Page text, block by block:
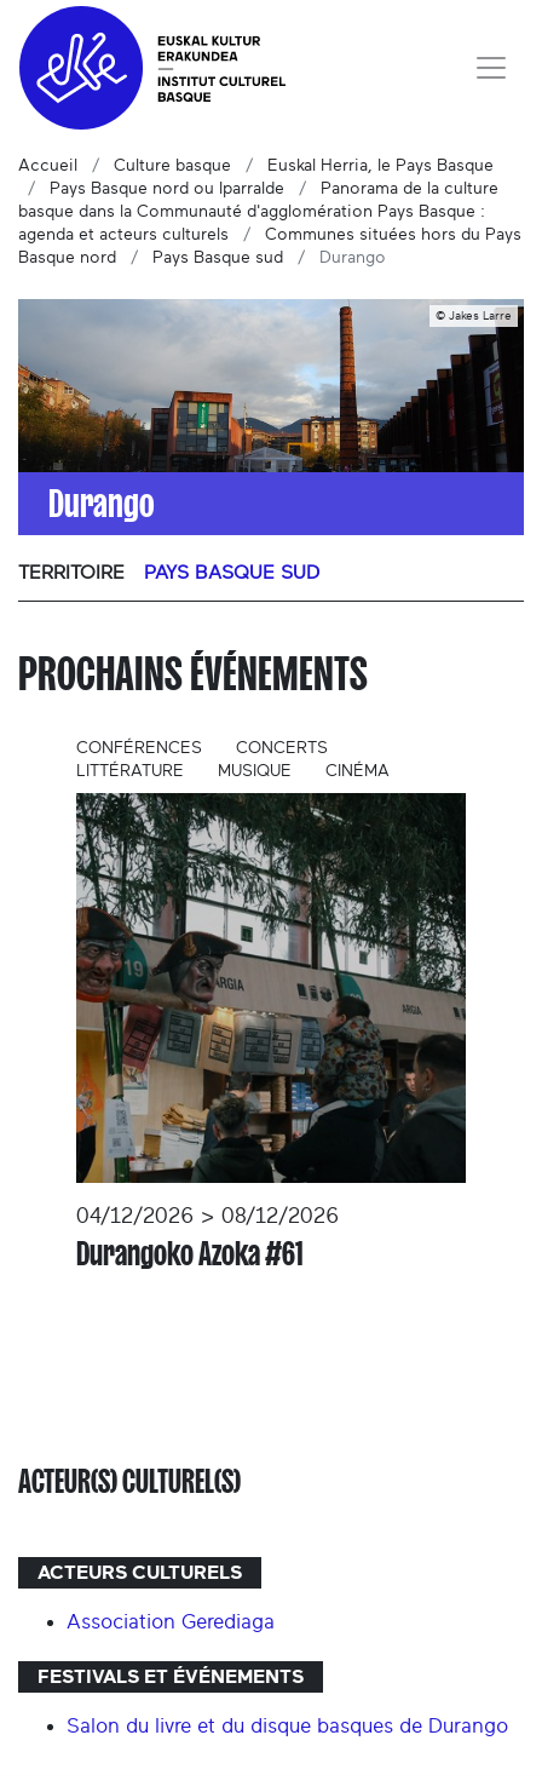
Accueil Culture basque
Euskal Herria, le Pays Basque
Pays Basque nord ou Iparralde
Panorama de la culture
basque dans la Communauté d'agglomération Pays Basque :
agenda et acteurs culturels
Communes situées hors du Pays
Basque nord
Pays Basque sud Durango
Durango
© Jakes Larre
TERRITOIRE PAYS BASQUE SUD
PROCHAINS ÉVÉNEMENTS
CONFÉRENCES
CONCERTS
LITTÉRATURE
MUSIQUE CINÉMA
04/12/2026 > 08/12/2026
Durangoko Azoka #61
ACTEUR(S) CULTUREL(S)
ACTEURS CULTURELS
Association Gerediaga
FESTIVALS ET ÉVÉNEMENTS
Salon du livre et du disque basques de Durango